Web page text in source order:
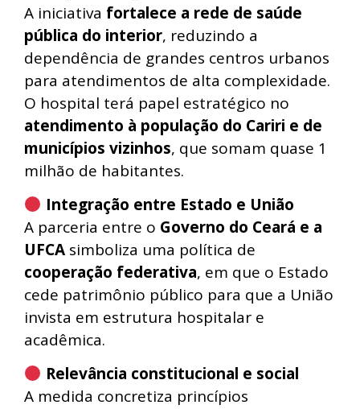
A iniciativa fortalece a rede de saúde
pública do interior, reduzindo a
dependência de grandes centros urbanos
para atendimentos de alta complexidade.
O hospital terá papel estratégico no
atendimento à população do Cariri e de
municípios vizinhos, que somam quase 1
milhão de habitantes.
Integração entre Estado e União
A parceria entre o Governo do Ceará e a
UFCA simboliza uma política de
cooperação federativa, em que o Estado
cede patrimônio público para que a União
invista em estrutura hospitalar e
acadêmica.
Relevância constitucional e social
A medida concretiza princípios